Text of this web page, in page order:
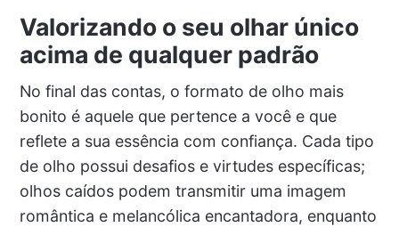
Valorizando o seu olhar único
acima de qualquer padrão
No final das contas, o formato de olho mais
bonito é aquele que pertence a você e que
reflete a sua essência com confiança. Cada tipo
de olho possui desafios e virtudes específicas;
olhos caídos podem transmitir uma imagem
romântica e melancólica encantadora, enquanto